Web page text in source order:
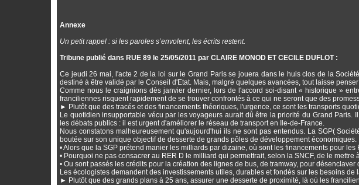
Annexe
Un petit rappel : si les paroles s’envolent, les écrits restent.
Tribune publié dans RUE 89 le 25/05/2011 par CLAIRE MONOD ET CECILE DUFLOT :
Ce jeudi 26 mai, l'acte 2 de la loi sur le Grand Paris se jouera dans le huis clos de la
destiné à être validé par le Conseil d'Etat. Mais, malgré quelques avancées, tout laisse
Comme nous le craignions dès janvier dernier, lors de l'accord soi-disant « historique »
franciliennes risquent rapidement de se trouver confrontés à ce qui ne seront que des
► Plutôt que des tracés et des financements théoriques, l'urgence, ce sont les transports
Le quotidien insupportable vécu par les voyageurs aurait dû être la priorité du Grand Paris.
les débats publics : il est urgent d'améliorer le réseau de transport en Ile-de-France.
Nous constatons malheureusement qu'aujourd'hui ils ne sont pas entendus. La SGP(
boutée sur son unique objectif de desserte de grands pôles de développement économiques.
• Alors que la SGP prétend manier les milliards par dizaine, où sont les financements pour les
• Pourquoi ne pas consacrer au RER D le milliard qui permettrait, selon la SNCF, de le mettre
• Ou sont passés les crédits pour la création des lignes de bus, de tramway, pour
Les écologistes demandent des investissements utiles, durables et fondés sur les besoins de
► Plutôt que des grands plans à 25 ans, assurer une desserte de proximité, là où les